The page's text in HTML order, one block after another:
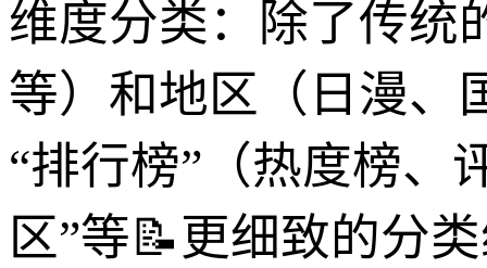
维度分类：除了传统
等）和地区（日漫、
“排行榜”（热度榜、
区”等📝更细致的分